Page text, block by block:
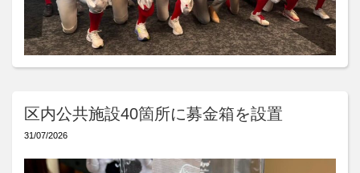
区内公共施設40箇所に募金箱を設置
31/07/2026